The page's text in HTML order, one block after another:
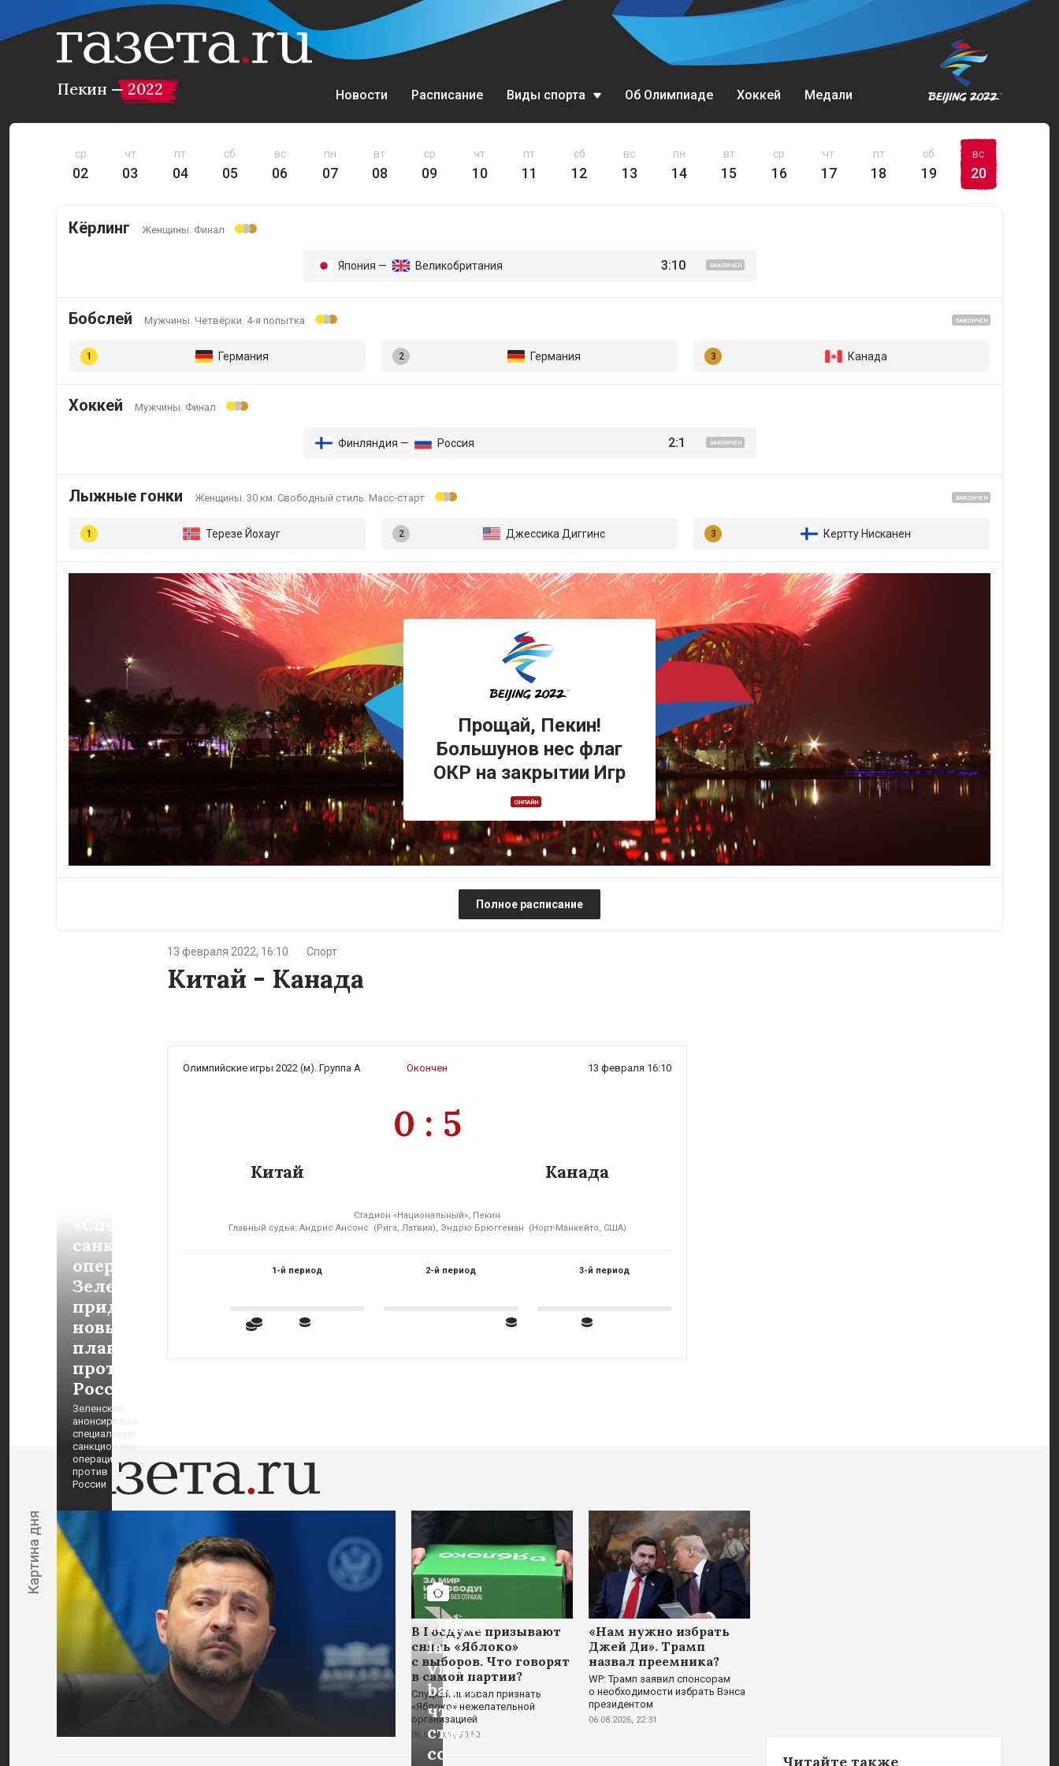
Пекин — 2022 Новости Расписание Виды спорта
Бобслей
Сноуборд
Фигурное катание
Фристайл
Хоккей
Шорт-трек
Об Олимпиаде Хоккей Медали
ср
02
чт
03
пт
04
сб
05
вс
06
пн
07
вт
08
ср
09
чт
10
пт
11
сб
12
вс
13
пн
14
вт
15
ср
16
чт
17
пт
18
сб
19
вс
20
Кёрлинг Женщины. Финал
Япония — Великобритания 3:10 ЗАКОНЧЕН
Бобслей Мужчины. Четвёрки. 4-я попытка ЗАКОНЧЕН
Германия Германия Канада
Хоккей Мужчины. Финал
Финляндия — Россия 2:1 ЗАКОНЧЕН
Лыжные гонки Женщины. 30 км. Свободный стиль. Масс-старт ЗАКОНЧЕН
Терезе Йохауг Джессика Диггинс Кертту Нисканен
Прощай, Пекин!
Большунов нес флаг
ОКР на закрытии Игр
ОНЛАЙН
Полное расписание
13 февраля 2022, 16:10 Спорт
Китай - Канада
Олимпийские игры 2022 (м). Группа A Окончен 13 февраля 16:10
Китай
0 : 5
Канада
Стадион «Национальный», Пекин
Главный судья: Андрис Ансонс (Рига, Латвия), Эндрю Брюггеман (Норт-Манкейто, США)
1-й период 2-й период 3-й период
Картина дня
санкционная
операция».
Зеленский
придумал
новый
план
против
России
Зеленский
анонсировал
специальную
санкционную
операцию
против
России
В Госдуме призывают
снять «Яблоко»
с выборов. Что говорят
в самой партии?
Слуцкий призвал признать
«Яблоко» нежелательной
организацией
06.08.2026, 20:50
«Нам нужно избрать
Джей Ди». Трамп
назвал преемника?
WP: Трамп заявил спонсорам
о необходимости избрать Вэнса
президентом
06.08.2026, 22:31
«Hasta
la
vista,
baby»:
что
стало
со
Читайте также